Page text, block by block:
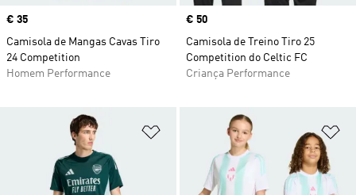
Price
€ 35
Camisola de Mangas Cavas Tiro
24 Competition
Homem Performance
Price
€ 50
Camisola de Treino Tiro 25
Competition do Celtic FC
Criança Performance
Adicionar à Lista de Desejos